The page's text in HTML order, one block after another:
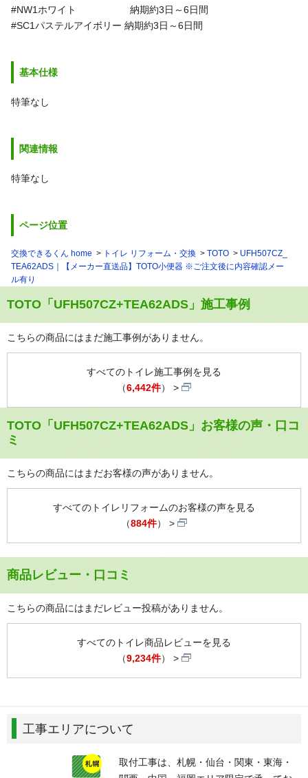
#NW1ホワイト 納期約3日～6日間
#SC1パステルアイボリー 納期約3日～6日間
基本仕様
特筆なし
関連情報
特筆なし
ページ位置
交換できるくん home トイレ リフォーム・交換 TOTO
UFH507CZ_
TEA62ADS｜【メーカー直送品】TOTO小便器 ※ご注文後に内容確認メー
ル有り
TOTO「UFH507CZ+TEA62ADS」施工事例
こちらの商品にはまだ施工事例がありません。
すべてのトイレ施工事例を見る
（6,442件）
TOTO「UFH507CZ+TEA62ADS」お客様の声・口コ
ミ
こちらの商品にはまだお客様の声がありません。
すべてのトイレリフォームのお客様の声を見る
（884件）
商品レビュー・口コミ
こちらの商品にはまだレビュー投稿がありません。
すべてのトイレ商品レビューを見る
（9,234件）
工事エリアについて
取付工事は、札幌・仙台・関東・東海・